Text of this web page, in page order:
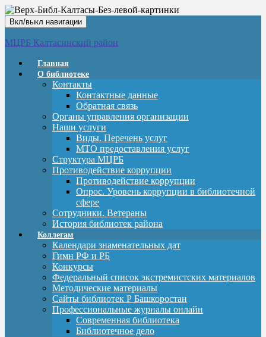
Вкл/выкл навигации
МЦРБ Калтасинский район
Главная
О библиотеке
Контакты
Контактные данные
Обратная связь
Органы управления организации
Наши услуги
Виды. Перечень услуг
МТО предоставления услуг
Структура МЦРБ
Противодействие коррупции
Противодействие коррупции
Опрос. Уровень коррупции в библиотечной
сфере
Сотрудники. Ветераны
История библиотек района
Коллегам
Календари знаменательных дат
Гимн РФ и РБ
Конкурсы
Федеральный список экстремистских материалов
Методические материалы
Сайты библиотек Р Башкоростан
Профессиональные журналы онлайн
Современная библиотека
Библиотечное дело